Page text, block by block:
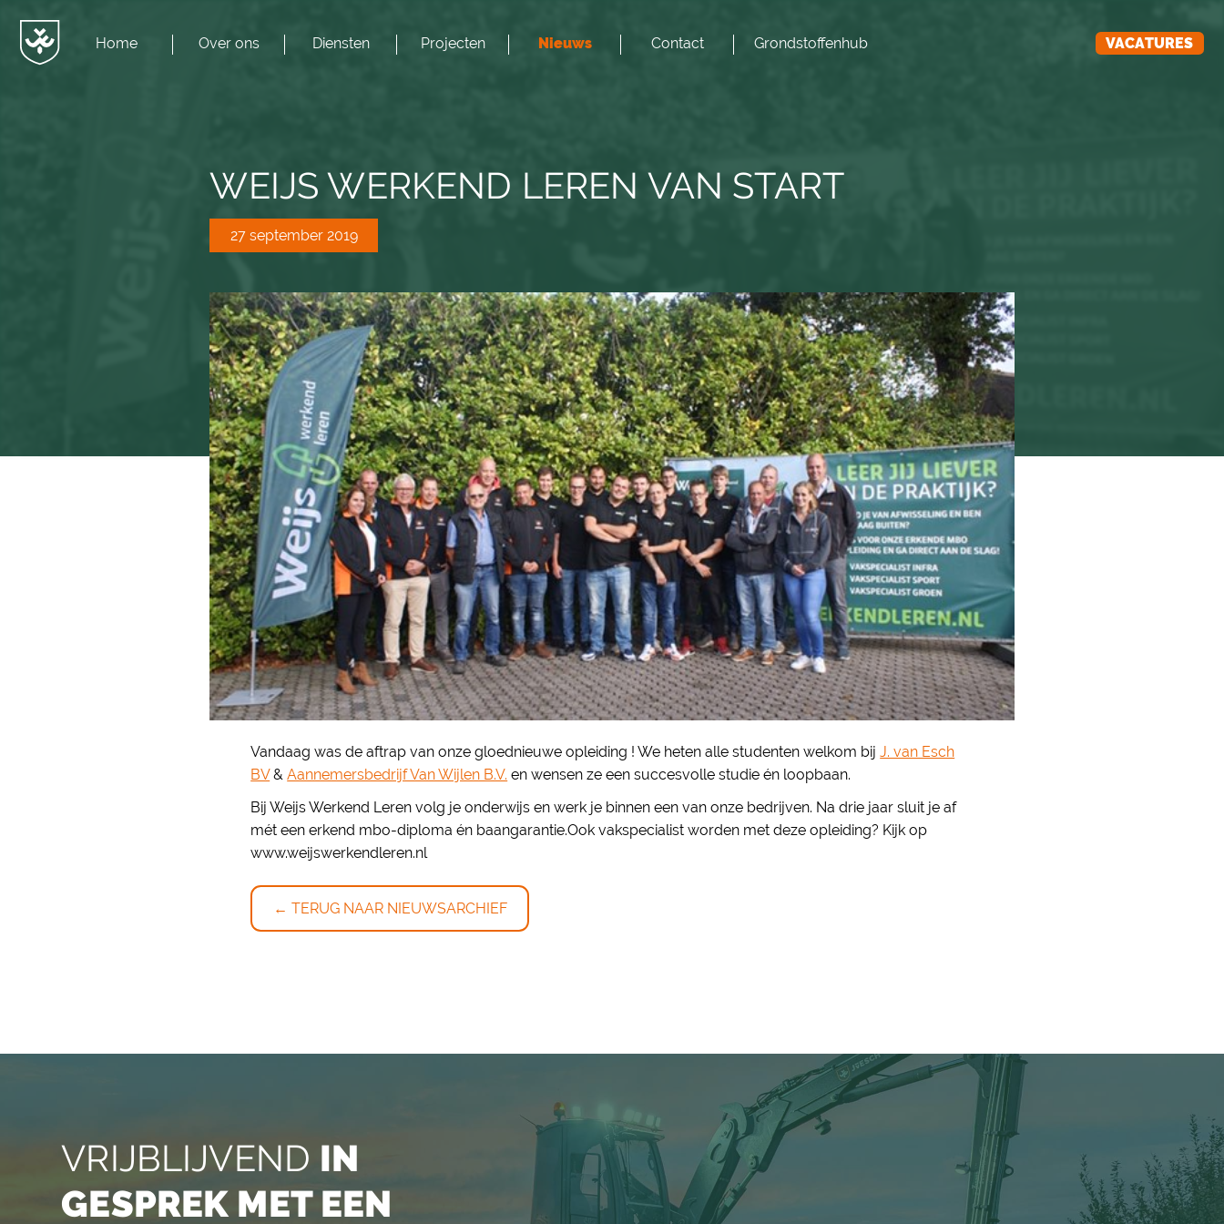
Menu
Home Over ons Diensten Projecten Nieuws Contact Grondstoffenhub VACATURES
WEIJS WERKEND LEREN VAN START
27 september 2019
Vandaag was de aftrap van onze gloednieuwe opleiding ! We heten alle studenten welkom bijJ. van Esch
BV&Aannemersbedrijf Van Wijlen B.V. en wensen ze een succesvolle studie én loopbaan.
Bij Weijs Werkend Leren volg je onderwijs en werk je binnen een van onze bedrijven. Na drie jaar sluit je af
mét een erkend mbo-diploma én baangarantie.Ook vakspecialist worden met deze opleiding? Kijk op
www.weijswerkendleren.nl
← TERUG NAAR NIEUWSARCHIEF
VRIJBLIJVEND IN
GESPREK MET EEN